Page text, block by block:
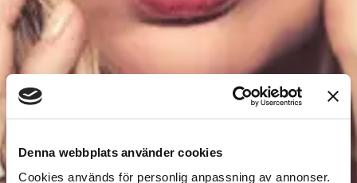
Denna webbplats använder cookies
Cookies används för personlig anpassning av annonser.